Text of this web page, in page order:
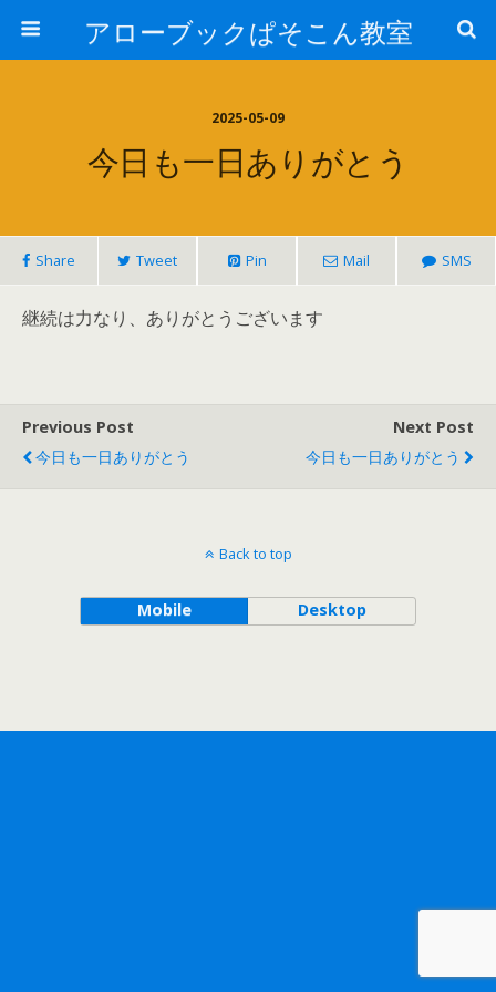
アローブックぱそこん教室
2025-05-09
今日も一日ありがとう
Share Tweet Pin Mail SMS
継続は力なり、ありがとうございます
Previous Post
今日も一日ありがとう
Next Post
今日も一日ありがとう
Back to top
Mobile Desktop